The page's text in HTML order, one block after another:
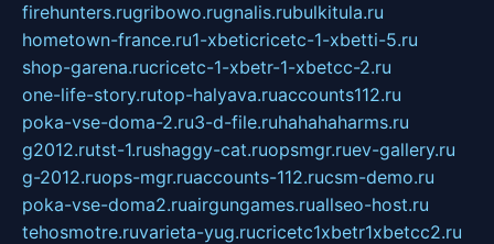
firehunters.rugribowo.rugnalis.rubulkitula.ru
hometown-france.ru1-xbeticricetc-1-xbetti-5.ru
shop-garena.rucricetc-1-xbetr-1-xbetcc-2.ru
one-life-story.rutop-halyava.ruaccounts112.ru
poka-vse-doma-2.ru3-d-file.ruhahahaharms.ru
g2012.rutst-1.rushaggy-cat.ruopsmgr.ruev-gallery.ru
g-2012.ruops-mgr.ruaccounts-112.rucsm-demo.ru
poka-vse-doma2.ruairgungames.ruallseo-host.ru
tehosmotre.ruvarieta-yug.rucricetc1xbetr1xbetcc2.ru